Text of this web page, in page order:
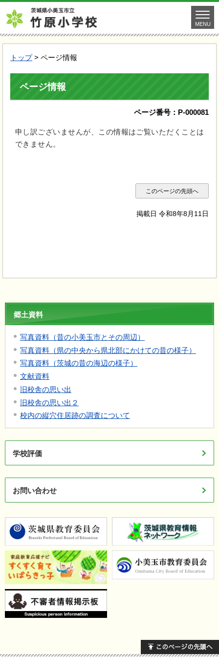
MENU
トップ> ページ情報
ページ情報
ページ番号：P-000081
申し訳ございませんが、この情報はご覧いただくことは
できません。
このページの先頭へ
掲載日 令和8年8月11日
郷土資料
写真資料（昔の小美玉市とその周辺）
写真資料（県の中央から県北部にかけての昔の様子）
写真資料（茨城の昔の海辺の様子）
文献資料
旧校舎の思い出
旧校舎の思い出２
校内の縦穴住居跡の調査について
学校評価
お問い合わせ